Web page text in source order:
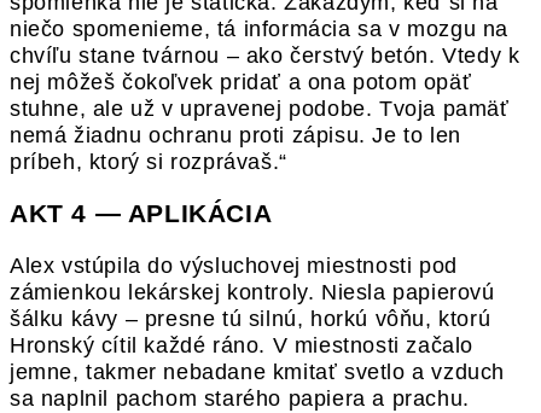
niečo spomenieme, tá informácia sa v mozgu na
chvíľu stane tvárnou – ako čerstvý betón. Vtedy k
nej môžeš čokoľvek pridať a ona potom opäť
stuhne, ale už v upravenej podobe. Tvoja pamäť
nemá žiadnu ochranu proti zápisu. Je to len
príbeh, ktorý si rozprávaš.“
AKT 4 — APLIKÁCIA
Alex vstúpila do výsluchovej miestnosti pod
zámienkou lekárskej kontroly. Niesla papierovú
šálku kávy – presne tú silnú, horkú vôňu, ktorú
Hronský cítil každé ráno. V miestnosti začalo
jemne, takmer nebadane kmitať svetlo a vzduch
sa naplnil pachom starého papiera a prachu.